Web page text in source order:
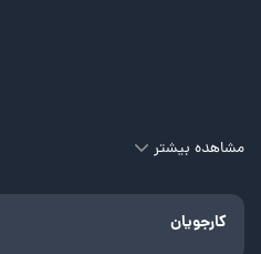
مشاهده بیشتر
کارجویان